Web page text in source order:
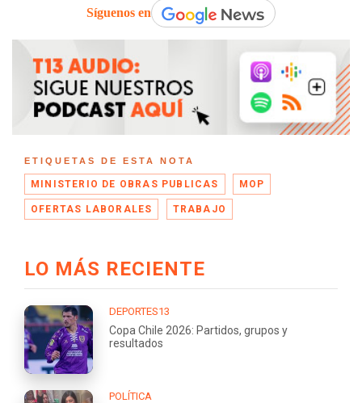
Síguenos en
ETIQUETAS DE ESTA NOTA
MINISTERIO DE OBRAS PUBLICAS MOP
OFERTAS LABORALES TRABAJO
LO MÁS RECIENTE
DEPORTES13
Copa Chile 2026: Partidos, grupos y
resultados
POLÍTICA